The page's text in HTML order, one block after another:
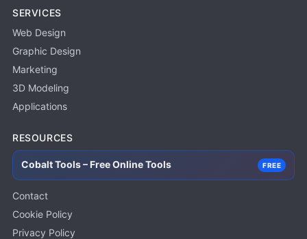
SERVICES
Web Design
Graphic Design
Marketing
3D Modeling
Applications
RESOURCES
Cobalt Tools – Free Online Tools FREE
Contact
Cookie Policy
Privacy Policy